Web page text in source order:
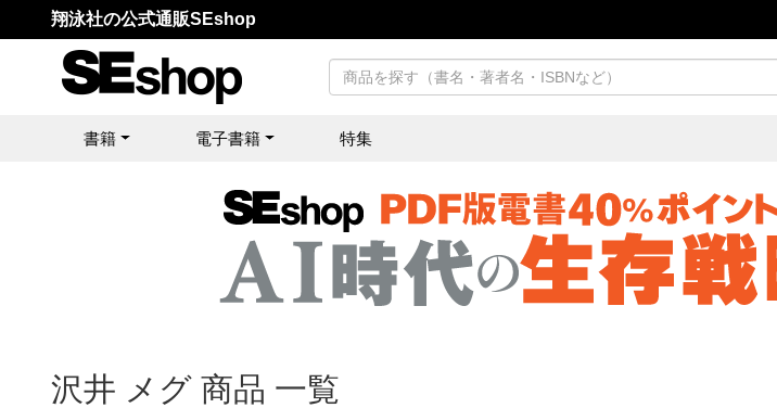
翔泳社の公式通販SEshop
書籍 電子書籍 特集
沢井 メグ 商品 一覧